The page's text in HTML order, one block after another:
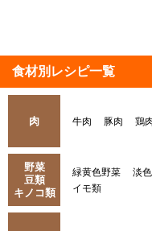
食材別レシピ一覧
肉 牛肉 豚肉 鶏
野菜
豆類
キノコ類
緑黄色野菜 淡
イモ類